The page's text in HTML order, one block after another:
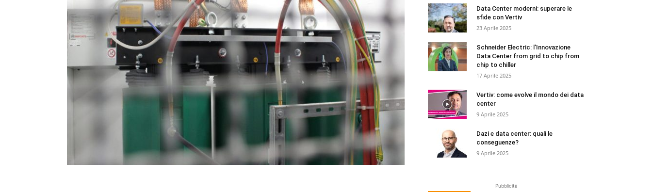
Data Center moderni: superare le
sfide con Vertiv
23 Aprile 2025
Schneider Electric: l’Innovazione
Data Center from grid to chip from
chip to chiller
17 Aprile 2025
Vertiv: come evolve il mondo dei data
center
9 Aprile 2025
Dazi e data center: quali le
conseguenze?
9 Aprile 2025
Pubblicità